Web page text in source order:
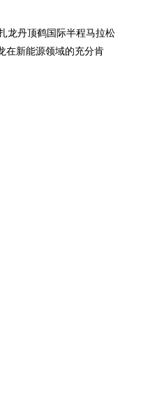
龙丹顶鹤国际半程马拉松
在新能源领域的充分肯